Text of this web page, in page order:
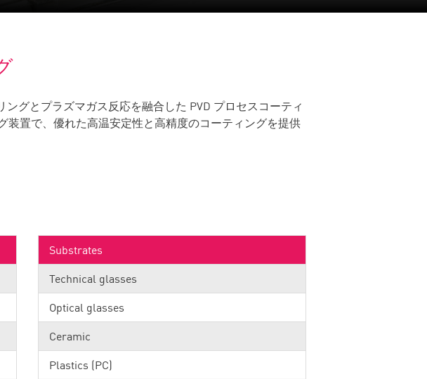
グとプラズマガス反応を融合した PVD プロセスコーティ
装置で、優れた高温安定性と高精度のコーティングを提供
Substrates
Technical glasses
Optical glasses
Ceramic
Plastics (PC)